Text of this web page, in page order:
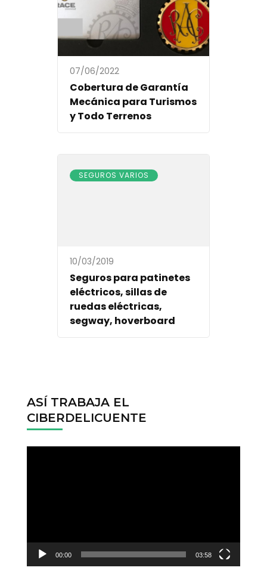
07/06/2022
Cobertura de Garantía
Mecánica para Turismos
y Todo Terrenos
SEGUROS VARIOS
10/03/2019
Seguros para patinetes
eléctricos, sillas de
ruedas eléctricas,
segway, hoverboard
ASÍ TRABAJA EL
CIBERDELICUENTE
00:00 03:58